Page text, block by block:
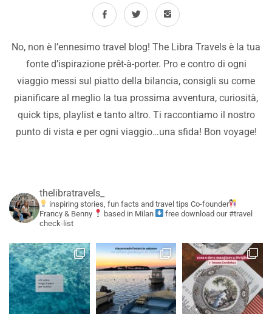
No, non è l’ennesimo travel blog! The Libra Travels è la tua
fonte d’ispirazione prêt-à-porter. Pro e contro di ogni
viaggio messi sul piatto della bilancia, consigli su come
pianificare al meglio la tua prossima avventura, curiosità,
quick tips, playlist e tanto altro. Ti raccontiamo il nostro
punto di vista e per ogni viaggio…una sfida! Bon voyage!
thelibratravels_
inspiring stories, fun facts and travel tips Co-founder
Francy & Benny
based in Milan
free download our #travel
check-list